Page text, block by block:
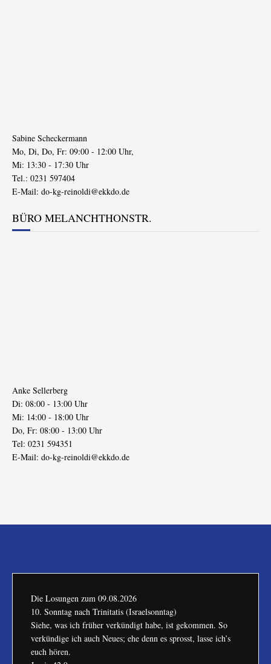
Sabine Scheckermann
Mo, Di, Do, Fr: 09:00 - 12:00 Uhr,
Mi: 13:30 - 17:30 Uhr
Tel.: 0231 597404
E-Mail: do-kg-reinoldi@ekkdo.de
BÜRO MELANCHTHONSTR.
Anke Sellerberg
Di: 08:00 - 13:00 Uhr
Mi: 14:00 - 18:00 Uhr
Do, Fr: 08:00 - 13:00 Uhr
Tel: 0231 594351
E-Mail: do-kg-reinoldi@ekkdo.de
Die Losungen zum 09.08.2026
10. Sonntag nach Trinitatis (Israelsonntag)
Siehe, was ich früher verkündigt habe, ist gekommen. So
verkündige ich auch Neues; ehe denn es sprosst, lasse ich’s
euch hören.